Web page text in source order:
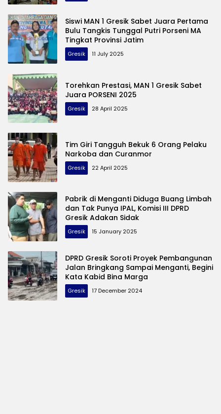
Siswi MAN 1 Gresik Sabet Juara Pertama
Bulu Tangkis Tunggal Putri Porseni MA
Tingkat Provinsi Jatim
Gresik 11 July 2025
Torehkan Prestasi, MAN 1 Gresik Sabet
Juara PORSENI 2025
Gresik 28 April 2025
Tim Giri Tangguh Bekuk 6 Orang Pelaku
Narkoba dan Curanmor
Gresik 22 April 2025
Pabrik di Menganti Diduga Buang Limbah
dan Tak Punya IPAL, Komisi III DPRD
Gresik Adakan Sidak
Gresik 15 January 2025
DPRD Gresik Soroti Proyek Pembangunan
Jalan Bringkang Sampai Menganti, Begini
Kata Kabid Bina Marga
Gresik 17 December 2024